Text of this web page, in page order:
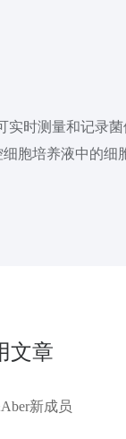
实时测量和记录
胞培养液中的细
文章
新成员